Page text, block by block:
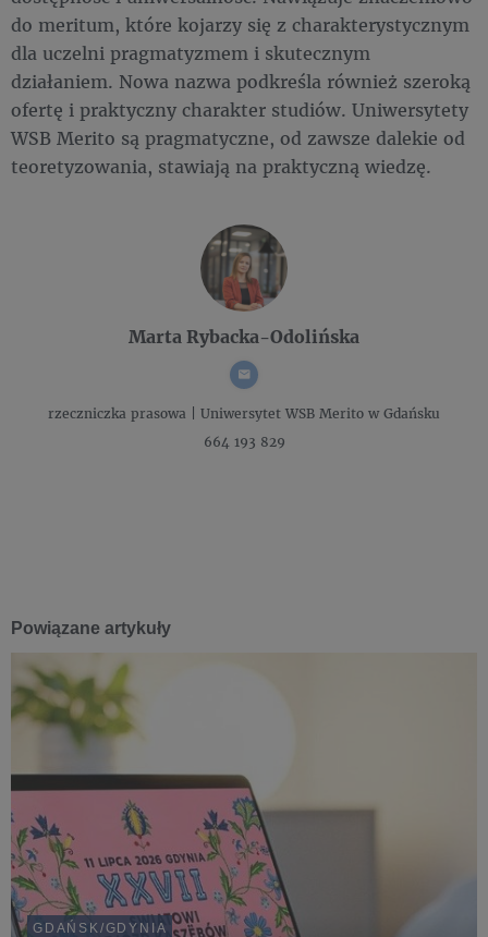
do meritum, które kojarzy się z charakterystycznym
dla uczelni pragmatyzmem i skutecznym
działaniem. Nowa nazwa podkreśla również szeroką
ofertę i praktyczny charakter studiów. Uniwersytety
WSB Merito są pragmatyczne, od zawsze dalekie od
teoretyzowania, stawiają na praktyczną wiedzę.
Marta Rybacka-Odolińska
rzeczniczka prasowa |
Uniwersytet WSB Merito w Gdańsku
664 193 829
Powiązane artykuły
GDAŃSK/GDYNIA